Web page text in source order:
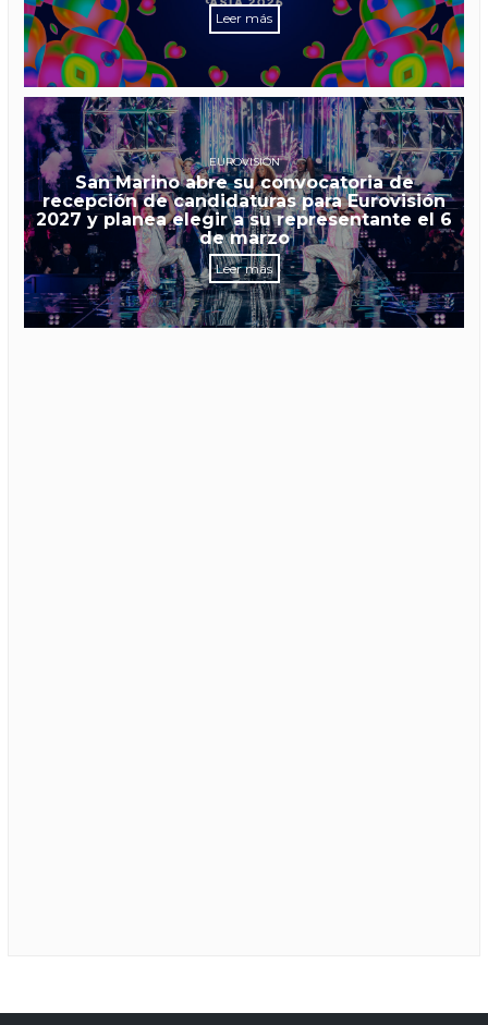
Leer más
EUROVISIÓN
San Marino abre su convocatoria de
recepción de candidaturas para Eurovisión
2027 y planea elegir a su representante el 6
de marzo
Leer más